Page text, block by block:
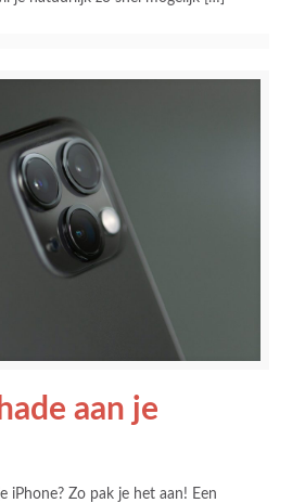
aan je
iPhone? Zo pak je het aan! Een